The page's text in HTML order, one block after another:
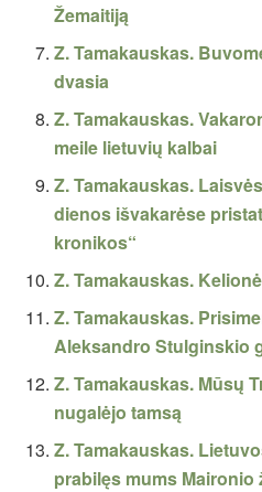
Žemaitiją
Z. Tamakauskas.
dvasia
Z. Tamakauskas.
meile lietuvių kalbai
Z. Tamakauskas.
dienos išvakarėse
kronikos“
Z. Tamakauskas.
Z. Tamakauskas.
Aleksandro Stulginskio
Z. Tamakauskas. Mūsų
nugalėjo tamsą
Z. Tamakauskas.
prabilęs mums